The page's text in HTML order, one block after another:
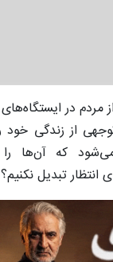
مردم در
از زندگی خود
که آن‌ها را
انتظار تبدیل نکنیم؟